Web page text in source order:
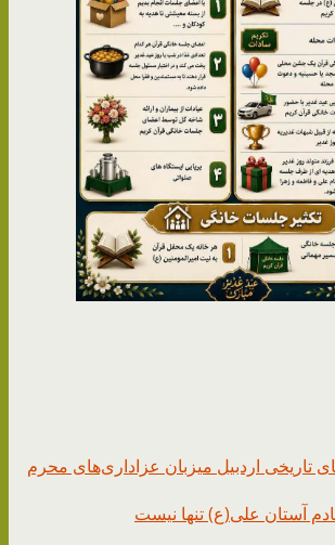
تاریخی اردبیل میزبان عزاداری‌های محرم
آستان علی(ع) تنها نیست